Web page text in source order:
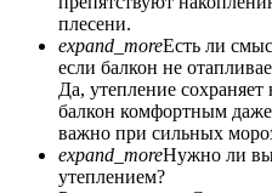
плесени.
expand_moreЕсть ли
если балкон не
Да, утепление сохраняет
балкон комфортным
важно при сильных
expand_moreНужно ли
утеплением?